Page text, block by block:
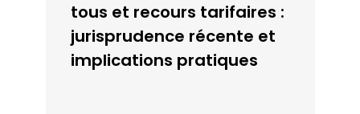
tous et recours tarifaires :
jurisprudence récente et
implications pratiques